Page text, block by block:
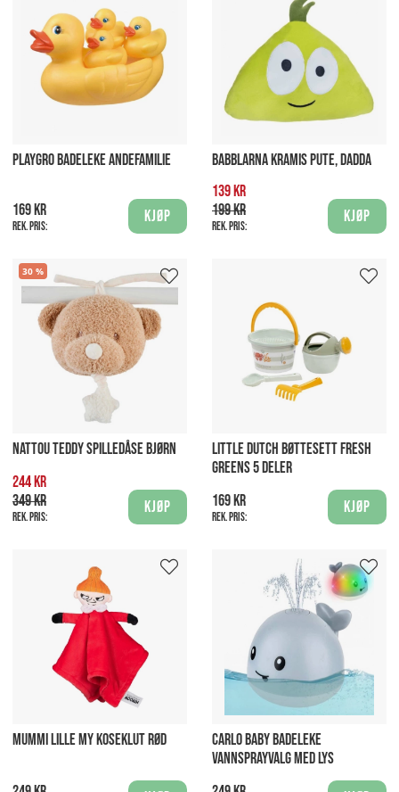
PLAYGRO BADELEKE ANDEFAMILIE
169 kr
Rek. pris:
Kjøp
BABBLARNA KRAMIS PUTE, DADDA
139 kr
199 kr
Rek. pris:
Kjøp
30
NATTOU TEDDY SPILLEDÅSE BJØRN
244 kr
349 kr
Rek. pris:
Kjøp
LITTLE DUTCH BØTTESETT FRESH
GREENS 5 DELER
169 kr
Rek. pris:
Kjøp
MUMMI LILLE MY KOSEKLUT RØD
CARLO BABY BADELEKE
VANNSPRAYVALG MED LYS